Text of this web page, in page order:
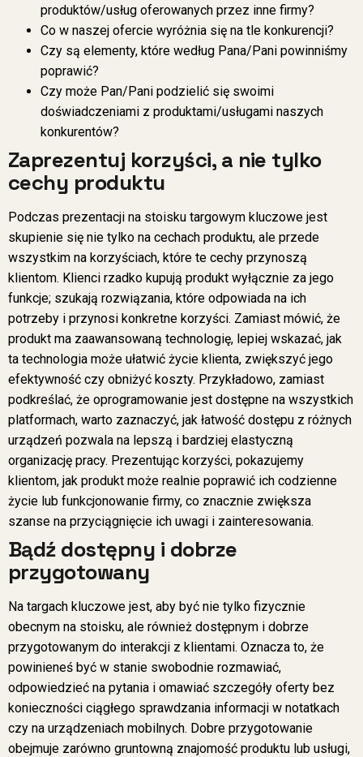
produktów/usług oferowanych przez inne firmy?
Co w naszej ofercie wyróżnia się na tle konkurencji?
Czy są elementy, które według Pana/Pani powinniśmy
poprawić?
Czy może Pan/Pani podzielić się swoimi
doświadczeniami z produktami/usługami naszych
konkurentów?
Zaprezentuj korzyści, a nie tylko
cechy produktu
Podczas prezentacji na stoisku targowym kluczowe jest
skupienie się nie tylko na cechach produktu, ale przede
wszystkim na korzyściach, które te cechy przynoszą
klientom. Klienci rzadko kupują produkt wyłącznie za jego
funkcje; szukają rozwiązania, które odpowiada na ich
potrzeby i przynosi konkretne korzyści. Zamiast mówić, że
produkt ma zaawansowaną technologię, lepiej wskazać, jak
ta technologia może ułatwić życie klienta, zwiększyć jego
efektywność czy obniżyć koszty. Przykładowo, zamiast
podkreślać, że oprogramowanie jest dostępne na wszystkich
platformach, warto zaznaczyć, jak łatwość dostępu z różnych
urządzeń pozwala na lepszą i bardziej elastyczną
organizację pracy. Prezentując korzyści, pokazujemy
klientom, jak produkt może realnie poprawić ich codzienne
życie lub funkcjonowanie firmy, co znacznie zwiększa
szanse na przyciągnięcie ich uwagi i zainteresowania.
Bądź dostępny i dobrze
przygotowany
Na targach kluczowe jest, aby być nie tylko fizycznie
obecnym na stoisku, ale również dostępnym i dobrze
przygotowanym do interakcji z klientami. Oznacza to, że
powinieneś być w stanie swobodnie rozmawiać,
odpowiedzieć na pytania i omawiać szczegóły oferty bez
konieczności ciągłego sprawdzania informacji w notatkach
czy na urządzeniach mobilnych. Dobre przygotowanie
obejmuje zarówno gruntowną znajomość produktu lub usługi,